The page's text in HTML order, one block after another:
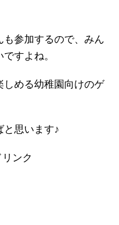
参加するので、みん
すよね。
しめる幼稚園向けのゲ
と思います♪
ンク